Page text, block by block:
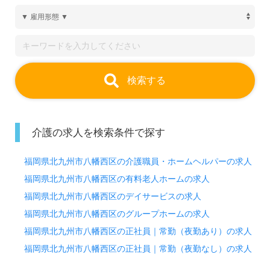
検索する
介護の求人を検索条件で探す
福岡県北九州市八幡西区の介護職員・ホームヘルパーの求人
福岡県北九州市八幡西区の有料老人ホームの求人
福岡県北九州市八幡西区のデイサービスの求人
福岡県北九州市八幡西区のグループホームの求人
福岡県北九州市八幡西区の正社員｜常勤（夜勤あり）の求人
福岡県北九州市八幡西区の正社員｜常勤（夜勤なし）の求人